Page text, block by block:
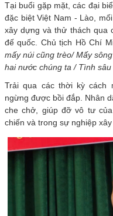
Tại buổi gặp mặt, các đại
đặc biệt Việt Nam - Lào,
xây dựng và thử thách qua
đế quốc. Chủ tịch Hồ Chí
mấy núi cũng trèo/Mấy
hai nước chúng ta / Tình
Trải qua các thời kỳ cách
ngừng được bồi đắp. Nhân
che chở, giúp đỡ vô tư
chiến và trong sự nghiệp